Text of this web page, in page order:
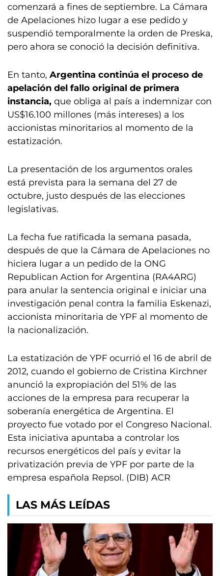
comenzará a fines de septiembre. La Cámara
de Apelaciones hizo lugar a ese pedido y
suspendió temporalmente la orden de Preska,
pero ahora se conoció la decisión definitiva.
En tanto, Argentina continúa el proceso de
apelación del fallo original de primera
instancia, que obliga al país a indemnizar con
US$16.100 millones (más intereses) a los
accionistas minoritarios al momento de la
estatización.
La presentación de los argumentos orales
está prevista para la semana del 27 de
octubre, justo después de las elecciones
legislativas.
La fecha fue ratificada la semana pasada,
después de que la Cámara de Apelaciones no
hiciera lugar a un pedido de la ONG
Republican Action for Argentina (RA4ARG)
para anular la sentencia original e iniciar una
investigación penal contra la familia Eskenazi,
accionista minoritaria de YPF al momento de
la nacionalización.
La estatización de YPF ocurrió el 16 de abril de
2012, cuando el gobierno de Cristina Kirchner
anunció la expropiación del 51% de las
acciones de la empresa para recuperar la
soberanía energética de Argentina. El
proyecto fue votado por el Congreso Nacional.
Esta iniciativa apuntaba a controlar los
recursos energéticos del país y evitar la
privatización previa de YPF por parte de la
empresa española Repsol. (DIB) ACR
LAS MÁS LEÍDAS